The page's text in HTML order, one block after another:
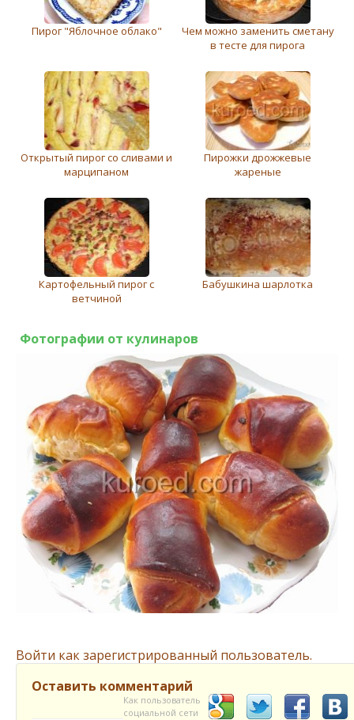
Пирог "Яблочное облако"
Чем можно заменить сметану
в тесте для пирога
Открытый пирог со сливами и
марципаном
Пирожки дрожжевые
жареные
Картофельный пирог с
ветчиной
Бабушкина шарлотка
Фотографии от кулинаров
Войти как зарегистрированный пользователь.
Оставить комментарий
Как пользователь
социальной сети